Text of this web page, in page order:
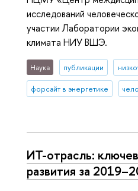
исследований
участии Лаборатории
климата НИУ ВШЭ.
Наука публикации
форсайт в энергетике
ИТ-отрасль:
развития за